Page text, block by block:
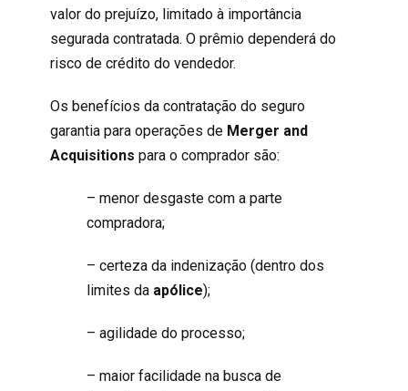
valor do prejuízo, limitado à importância
segurada contratada. O prêmio dependerá do
risco de crédito do vendedor.
Os benefícios da contratação do seguro
garantia para operações de Merger and
Acquisitions para o comprador são:
– menor desgaste com a parte
compradora;
– certeza da indenização (dentro dos
limites da apólice);
– agilidade do processo;
– maior facilidade na busca de